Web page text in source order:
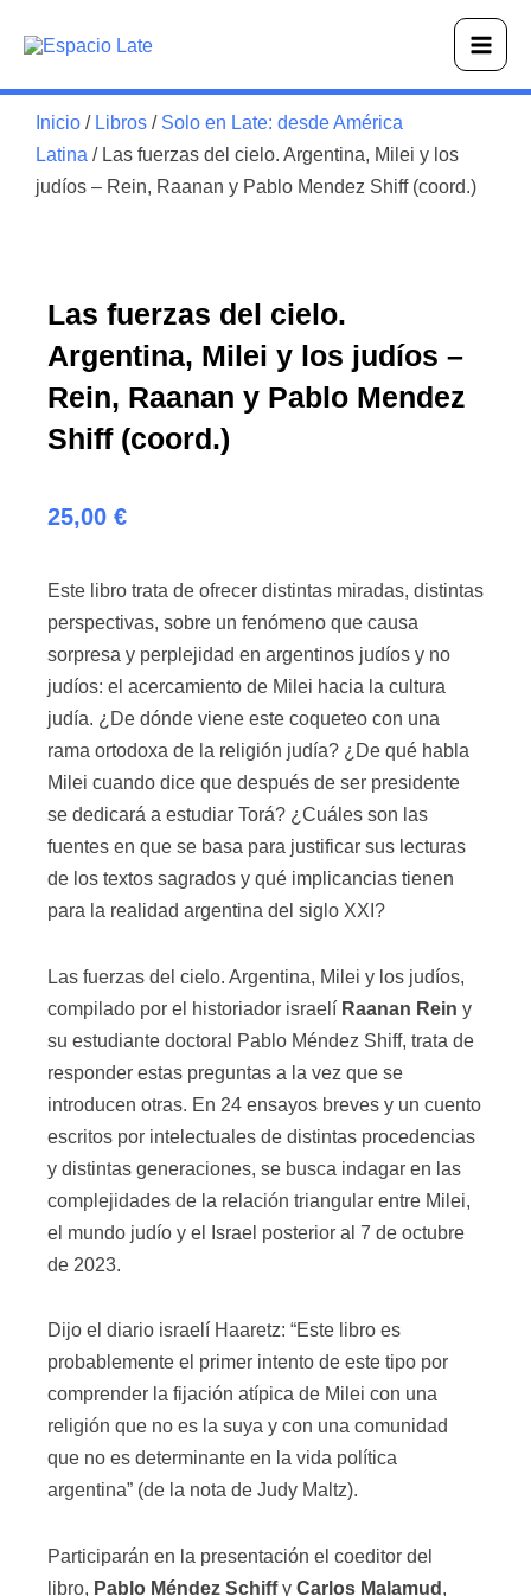
Main
Inicio / Libros / Solo en Late: desde América
Latina / Las fuerzas del cielo. Argentina, Milei y los
judíos – Rein, Raanan y Pablo Mendez Shiff (coord.)
Las fuerzas del cielo.
Argentina, Milei y los judíos –
Rein, Raanan y Pablo Mendez
Shiff (coord.)
25,00 €
Este libro trata de ofrecer distintas miradas, distintas
perspectivas, sobre un fenómeno que causa
sorpresa y perplejidad en argentinos judíos y no
judíos: el acercamiento de Milei hacia la cultura
judía. ¿De dónde viene este coqueteo con una
rama ortodoxa de la religión judía? ¿De qué habla
Milei cuando dice que después de ser presidente
se dedicará a estudiar Torá? ¿Cuáles son las
fuentes en que se basa para justificar sus lecturas
de los textos sagrados y qué implicancias tienen
para la realidad argentina del siglo XXI?
Las fuerzas del cielo. Argentina, Milei y los judíos,
compilado por el historiador israelí Raanan Rein y
su estudiante doctoral Pablo Méndez Shiff, trata de
responder estas preguntas a la vez que se
introducen otras. En 24 ensayos breves y un cuento
escritos por intelectuales de distintas procedencias
y distintas generaciones, se busca indagar en las
complejidades de la relación triangular entre Milei,
el mundo judío y el Israel posterior al 7 de octubre
de 2023.
Dijo el diario israelí Haaretz: “Este libro es
probablemente el primer intento de este tipo por
comprender la fijación atípica de Milei con una
religión que no es la suya y con una comunidad
que no es determinante en la vida política
argentina” (de la nota de Judy Maltz).
Participarán en la presentación el coeditor del
libro, Pablo Méndez Schiffy Carlos Malamud,